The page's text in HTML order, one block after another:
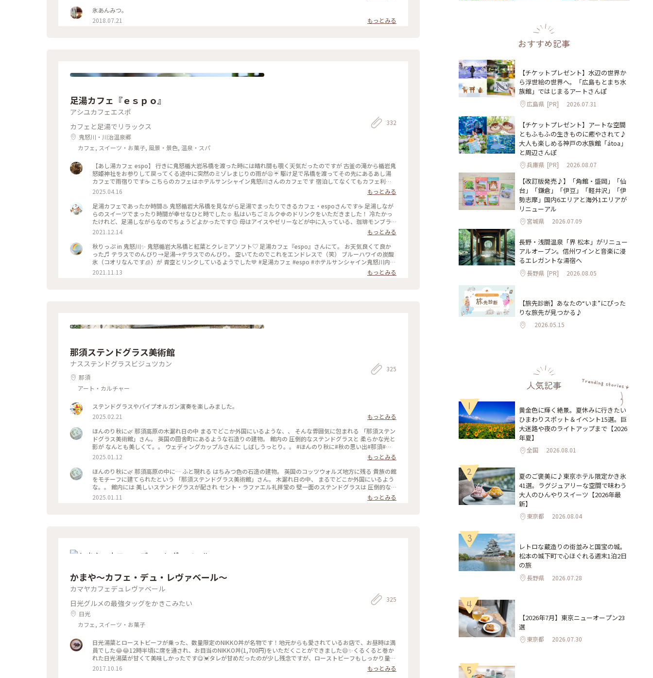
氷あんみつ。
2018.07.21
もっとみる
足湯カフェ『ｅｓｐｏ』
アシユカフェエスポ
カフェと足湯でリラックス
鬼怒川・川治温泉郷
カフェ, スイーツ・お菓子, 風景・景色, 温泉・スパ
332
【あし湯カフェ espo】 行きに鬼怒楯大岩吊橋を渡った時には晴れ間も覗く天気だったのですが 古釜の滝から楯岩鬼
怒姫神社をお参りして戻ってくる途中に突然のミゾレまじりの雨が😫☔ 駆け足で吊橋を渡ってその先にあるあし湯
カフェで雨宿りです☕️ こちらのカフェはホテルサンシャイン鬼怒川さんのカフェです 宿泊してなくてもカフェ利用
ができました🙆‍♀️ 注文する時にあし湯利用ですと伝えるとありがたいことにタオルも貸してもらえます(*´꒳`*) 雨に濡
れたのと気温が寒かったのであったかいコーヒーを頂こうかと思ったんですが あし湯に浸かりながらなのでせっか
くだから鬼怒川サイダーのいちごにしてみました🍓 サイダーは人工的なイチゴの味ではなくちゃんと果汁のイチゴ
の味がしてめちゃ美味しかったです😋 おまけの4枚目はお手洗いをお借りした際にホテルサンシャイン鬼怒川さんの
ロビーを通るんですが 何故かシロクマさんがいらっしゃいましてびっくり🐻‍❄️ｶﾞｵｰ あとお手洗いのマークもイチゴ
2025.04.16
もっとみる
足湯カフェであったか時間♨️ 鬼怒楯岩大吊橋を見ながら足湯でまったりできるカフェ・espoさんです☕️ 足湯しなが
らのスイーツでまったり時間が幸せなひと時でした☺️ 私はいちごミルク🍓のドリンクをいただきました！ 冷たかっ
たけれど、足湯しながらなのでちょうどよかったです😊 母はアイスやゼリーなどが中に入っている、珈琲モンブラ
ンを頼みました！ コーヒーパウダーの紅葉🍁が秋らしかったです。 高い所が苦手で、吊橋は途中までしか渡れなか
ったのでカフェからの素敵な眺めを楽しめてよかったです✨ 入った時は熱めかな？と思ったけれど、慣れてくると心
地よくて、ついつい長居をしてしまいました(笑) お湯の音も癒し効果ありです😌 足がぽかぽかになって、とっても気
持ちよかった☺️ 秋〜冬にぴったりな足湯カフェです♨️ 📷:2021.11.10 Wed. #あったか時間 #足湯 #足湯カフェ #カフ
ェ #カフェ巡り #スイーツ #秋日和 #私のことりっぷ #吊橋 #絶景 #ぽかぽか #気持ちいい #鬼怒川 #栃木 #milkのミル
2021.12.14
もっとみる
秋りっぷ in 鬼怒川✨ 鬼怒楯岩大吊橋と紅葉とクレミアソフト♡ 足湯カフェ『espo』さんにて。 お天気良くて良か
った♬ テラスでのんびり→足湯→テラスでのんびり。 空いてたのでこれをエンドレスで（笑） ブルーハワイの炭酸
氷（コオリなんです🧊）が 青空とリンクしているようでした💙 #足湯カフェ #espo #ホテルサンシャイン鬼怒川内 #
2021.11.13 もっとみる
那須ステンドグラス美術館
ナスステンドグラスビジュツカン
那須
アート・カルチャー
325
ステンドグラスやパイプオルガン演奏を楽しみました。
2025.02.21
もっとみる
ほんのり秋に🌿 那須高原の木漏れ日の中 まるでどこか外国にいるような、、 そんな雰囲気に包まれる 「那須ステン
ドグラス美術館」さん。 英国の田舎町にあるような石造りの建物。 館内の 圧倒的なステンドグラスと 柔らかな光と
影が なんとも美しくて。。 ウェディングカップルさんに しばしうっとり。。 #ほんのり秋に#秋の思い出#那須#那
須ステンドグラス美術館#柔らかな光の中で#小さな那須旅#ぽかぽか #ベストトリップ2024
2025.01.12
もっとみる
ほんのり秋に🌿 那須高原の中に… ふと現れる はちみつ色の石造の建物。 英国のコッツウォルズ地方に残る 貴族の館
をモチーフに建てられたという 「那須ステンドグラス美術館」さん。 木漏れ日の中、 まるでどこか外国にいるよう
な。。 館内には 美しいステンドグラスが配され セント・ラファエル礼拝堂の 壁一面のステンドグラスは 圧倒的な
美しさ。 ちょうど アンティークオルゴールや パイプオルガンの演奏も。。 柔らかな光と影と… 美しい時間が流れて
いました。 #ほんのり秋に#秋の思い出#那須高原#那須ステンドグラス美術館#柔らかな光の中で#ここはどこ？笑#
2025.01.11 もっとみる
かまや～カフェ・デュ・レヴァベール～
カマヤカフェデュレヴァベール
日光グルメの最強タッグをかきこみたい
日光
カフェ, スイーツ・お菓子
325
日光湯葉とローストビーフが乗った、数量限定のNIKKO丼が名物です！地元からも愛されているお店で、お昼時は満
員でした😂😂12時半頃に席を通され、お目当のNIKKO丼(1,700円)をいただくことができました😄✨くるくると巻か
れた日光湯葉が甘くて美味しかったです😋💓タレが甘めだったのが少し残念ですが、ローストビーフもしっかり量が
あって満足♪ ハンバーグも数量限定のオススメなので、そちらも気になります🍴 #かまやカフェ#日光#カフェ#レス
トラン#ランチ#NIKKO丼#日光湯葉#湯葉#ローストビーフ#丼#数量限定#行列
2017.10.16
もっとみる
おすすめ記事
【チケットプレゼント】水辺の世界か
ら浮世絵の世界へ。「広島もとまち水
族館」ではじまるアートさんぽ
広島県 [PR] 2026.07.31
【チケットプレゼント】アートな空間
ともふもふの生きものに癒やされて♪
大人も楽しめる神戸の水族館「átoa」
と周辺さんぽ
兵庫県 [PR] 2026.08.07
【改訂版発売♪】「角館・盛岡」「仙
台」「鎌倉」「伊豆」「軽井沢」「伊
勢志摩」国内6エリアと海外1エリアが
リニューアル
宮城県 2026.07.09
長野・浅間温泉「界 松本」がリニュー
アルオープン。信州ワインと音楽に浸
るエレガントな湯宿へ
長野県 [PR] 2026.08.05
【旅先診断】あなたの“いま”にぴった
りな旅先が見つかる♪
2026.05.15
人気記事
1
黄金色に輝く絶景。夏休みに行きたい
ひまわりスポット＆イベント15選。巨
大迷路や夜のライトアップまで【2026
年夏】
全国 2026.08.01
2
夏のご褒美に♪東京ホテル限定かき氷
41選。ラグジュアリーな空間で味わう
大人のひんやりスイーツ【2026年最
新】
東京都 2026.08.04
3
レトロな蔵造りの街並みと国宝の城。
松本の城下町で心ほぐれる週末1泊2日
の旅
長野県 2026.07.28
4
【2026年7月】東京ニューオープン23
選
東京都 2026.07.30
5